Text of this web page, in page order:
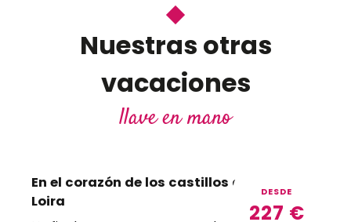
Nuestras otras
vacaciones
llave en mano
DESDE
227 €
En el corazón de los castillos del Valle del
Loira